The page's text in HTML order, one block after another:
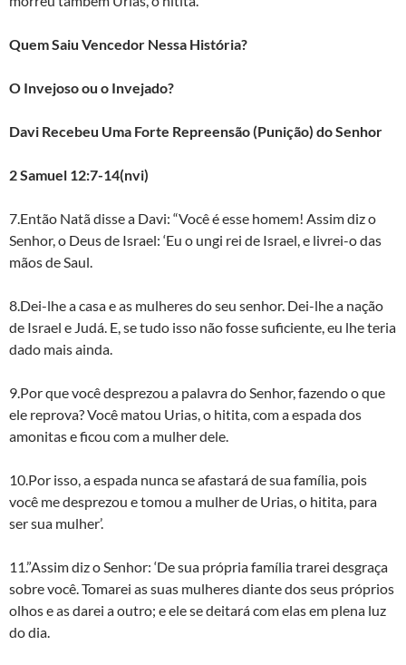
Quem Saiu Vencedor Nessa História?
O Invejoso ou o Invejado?
Davi Recebeu Uma Forte Repreensão (Punição) do Senhor
2 Samuel 12:7-14(nvi)
7.Então Natã disse a Davi: “Você é esse homem! Assim diz o
Senhor, o Deus de Israel: ‘Eu o ungi rei de Israel, e livrei-o das
mãos de Saul.
8.Dei-lhe a casa e as mulheres do seu senhor. Dei-lhe a nação
de Israel e Judá. E, se tudo isso não fosse suficiente, eu lhe teria
dado mais ainda.
9.Por que você desprezou a palavra do Senhor, fazendo o que
ele reprova? Você matou Urias, o hitita, com a espada dos
amonitas e ficou com a mulher dele.
10.Por isso, a espada nunca se afastará de sua família, pois
você me desprezou e tomou a mulher de Urias, o hitita, para
ser sua mulher’.
11.”Assim diz o Senhor: ‘De sua própria família trarei desgraça
sobre você. Tomarei as suas mulheres diante dos seus próprios
olhos e as darei a outro; e ele se deitará com elas em plena luz
do dia.